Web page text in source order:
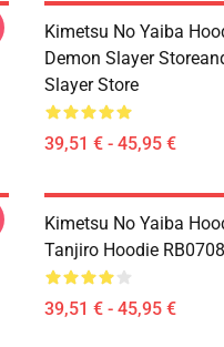
Kimetsu No Yaiba
Demon Slayer
Slayer Store
39,51 € - 45,95 €
Kimetsu No Yaiba
Tanjiro Hoodie RB0708
39,51 € - 45,95 €